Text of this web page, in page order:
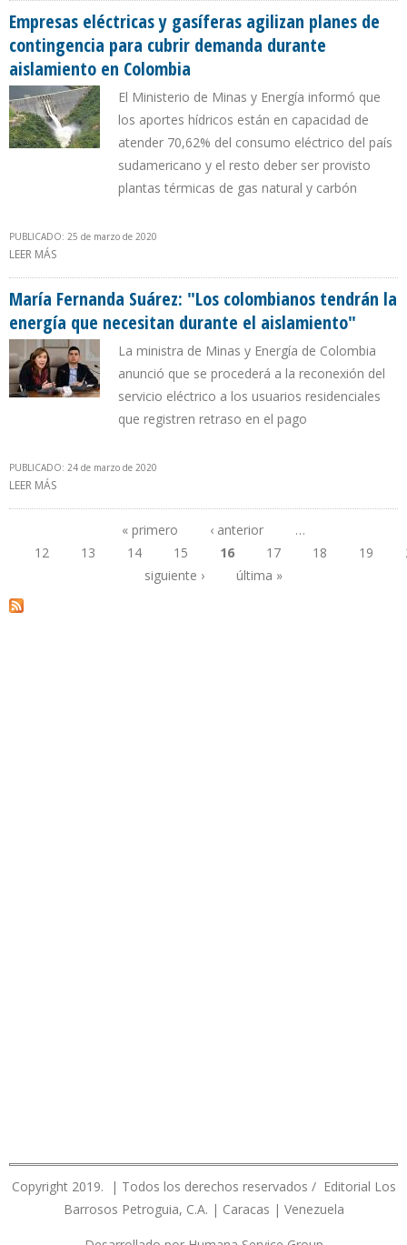
NATURAL
Empresas eléctricas y gasíferas agilizan planes de
contingencia para cubrir demanda durante
aislamiento en Colombia
El Ministerio de Minas y Energía informó que
los aportes hídricos están en capacidad de
atender 70,62% del consumo eléctrico del país
sudamericano y el resto deber ser provisto
plantas térmicas de gas natural y carbón
PUBLICADO: 25 de marzo de 2020
LEER MÁS
EN COLOMBIA
María Fernanda Suárez: "Los colombianos tendrán la
energía que necesitan durante el aislamiento"
La ministra de Minas y Energía de Colombia
anunció que se procederá a la reconexión del
servicio eléctrico a los usuarios residenciales
que registren retraso en el pago
PUBLICADO: 24 de marzo de 2020
LEER MÁS
Páginas
« primero ‹ anterior
…
12
13 14 15 16 17 18 19
siguiente ›
última »
Copyright 2019. | Todos los derechos reservados / Editorial Los
Barrosos Petroguia, C.A. | Caracas | Venezuela